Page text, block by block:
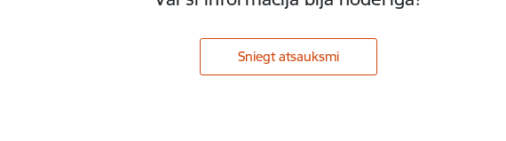
Sniegt atsauksmi